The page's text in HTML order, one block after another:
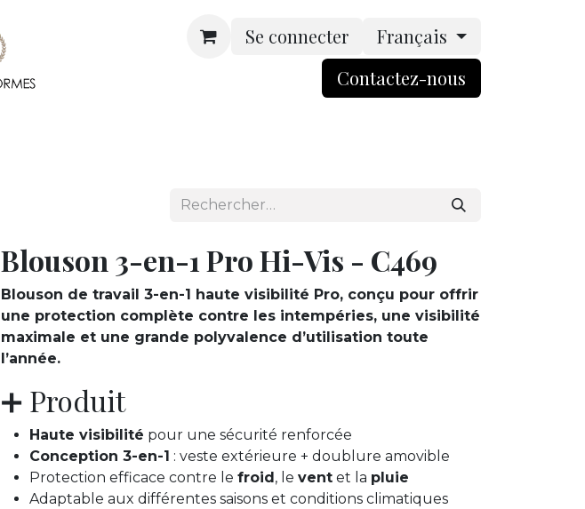
Se connecter
Français
Contactez-nou​​​​s​​
Blouson 3-en-1 Pro Hi-Vis - C469
Blouson de travail 3-en-1 haute visibilité Pro, conçu pour offrir
une protection complète contre les intempéries, une visibilité
maximale et une grande polyvalence d’utilisation toute
l’année.
➕ Produit
Haute visibilité pour une sécurité renforcée
Conception 3-en-1 : veste extérieure + doublure amovible
Protection efficace contre le froid, le vent et la pluie
Adaptable aux différentes saisons et conditions climatiques